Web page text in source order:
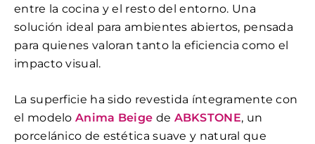
entre la cocina y el resto del entorno. Una
solución ideal para ambientes abiertos, pensada
para quienes valoran tanto la eficiencia como el
impacto visual.
La superficie ha sido revestida íntegramente con
el modeloAnima Beige de ABKSTONE, un
porcelánico de estética suave y natural que